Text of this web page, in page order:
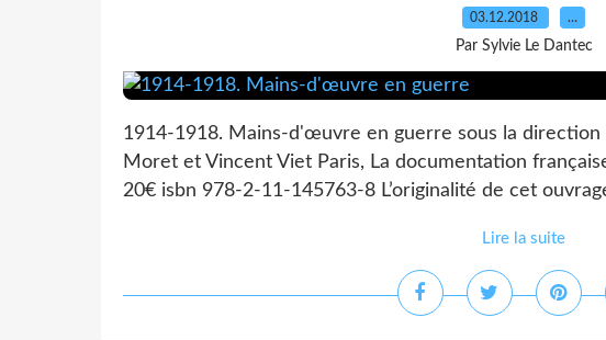
03.12.2018 …
Par Sylvie Le Dantec
1914-1918. Mains-d'œuvre en guerre sous la direction
Moret et Vincent Viet Paris, La documentation
20€ isbn 978-2-11-145763-8 L’originalité de cet
Lire la suite